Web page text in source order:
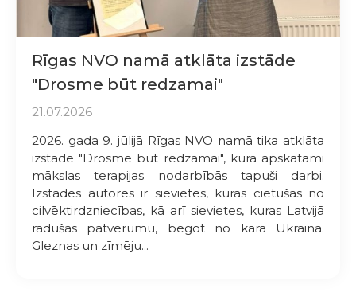
Rīgas NVO namā atklāta izstāde
"Drosme būt redzamai"
21.07.2026
2026. gada 9. jūlijā Rīgas NVO namā tika atklāta
izstāde "Drosme būt redzamai", kurā apskatāmi
mākslas terapijas nodarbībās tapuši darbi.
Izstādes autores ir sievietes, kuras cietušas no
cilvēktirdzniecības, kā arī sievietes, kuras Latvijā
radušas patvērumu, bēgot no kara Ukrainā.
Gleznas un zīmēju...